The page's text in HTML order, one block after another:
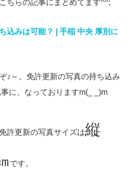
ちらの記事にまとめてます^^;
込みは可能？ | 手稲 中央 厚別に
♪～。免許更新の写真の持ち込み
に、なっておりますm(_ _)m
許更新の写真サイズは縦
です。